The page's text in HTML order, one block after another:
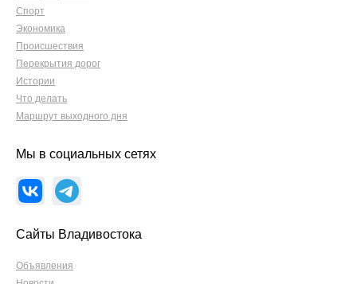
Спорт
Экономика
Происшествия
Перекрытия дорог
Истории
Что делать
Маршрут выходного дня
Мы в социальных сетях
Сайты Владивостока
Объявления